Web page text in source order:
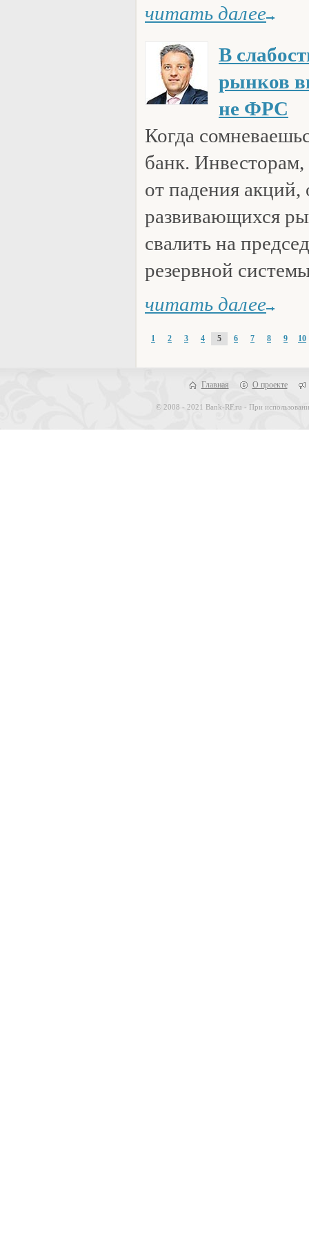
читать далее
В
рынков
не ФРС
Когда
банк.
от падения
развивающихся
свалить на
резервной
читать далее
1 2 3 4 5 6 7 8 9 10
Главная О проекте
© 2008 - 2021 Bank-RF.ru - При